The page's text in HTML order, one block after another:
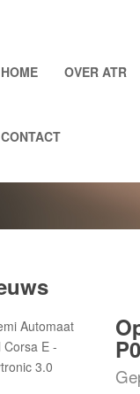
HOME OVER ATR
CONTACT